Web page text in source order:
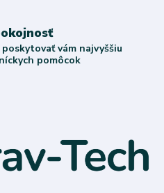
vám najvyššiu
pomôcok